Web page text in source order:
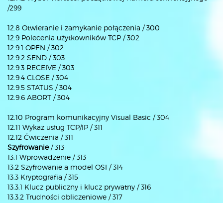
/299
12.8 Otwieranie i zamykanie połączenia / 300
12.9 Polecenia użytkowników TCP / 302
12.9.1 OPEN / 302
12.9.2 SEND / 303
12.9.3 RECEIVE / 303
12.9.4 CLOSE / 304
12.9.5 STATUS / 304
12.9.6 ABORT / 304
12.10 Program komunikacyjny Visual Basic / 304
12.11 Wykaz usług TCP/IP / 311
12.12 Ćwiczenia / 311
Szyfrowanie/ 313
13.1 Wprowadzenie / 313
13.2 Szyfrowanie a model OSI / 314
13.3 Kryptografia / 315
13.3.1 Klucz publiczny i klucz prywatny / 316
13.3.2 Trudności obliczeniowe / 317